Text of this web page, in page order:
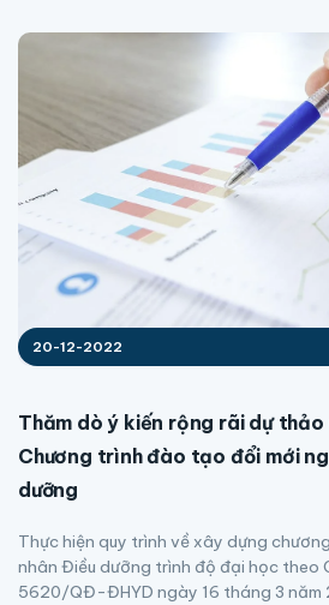
20-12-2022
Thăm dò ý kiến rộng rãi dự thảo
Chương trình đào tạo đổi mới
dưỡng
Thực hiện quy trình về xây dựng
nhân Điều dưỡng trình độ đại học theo
5620/QĐ-ĐHYD ngày 16 tháng 3 năm